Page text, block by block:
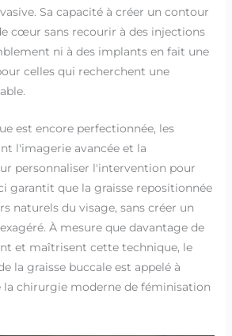
Sa capacité à créer un contour
cœur sans recourir à des injections
ni à des implants en fait une
celles qui recherchent une
est encore perfectionnée, les
l'imagerie avancée et la
personnaliser l'intervention pour
garantit que la graisse repositionnée
naturels du visage, sans créer un
À mesure que davantage de
et maîtrisent cette technique, le
la graisse buccale est appelé à
la chirurgie moderne de féminisation